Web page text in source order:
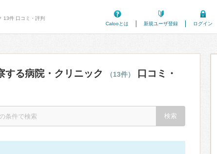
13件 口コミ・評判
Calooとは
新規ユーザ登録 ログイン
する病院・クリニック （13件）
口コミ・